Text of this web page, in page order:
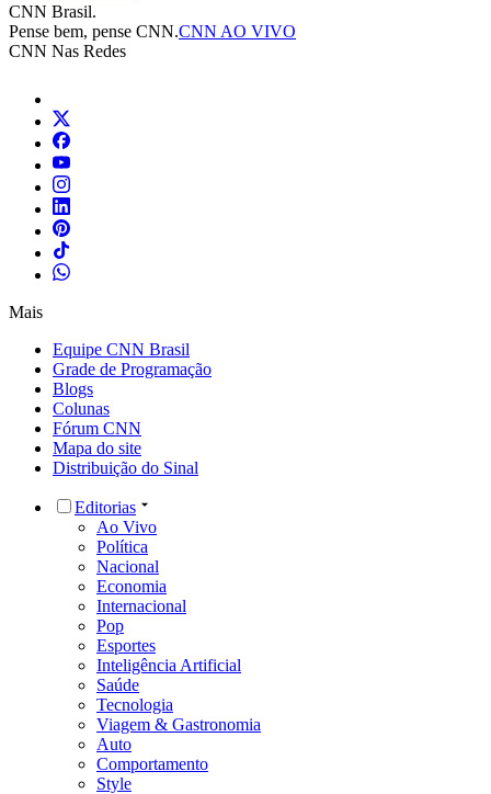
CNN Brasil.
Pense bem, pense CNN.CNN AO VIVO
CNN Nas Redes
Mais
Equipe CNN Brasil
Grade de Programação
Blogs
Colunas
Fórum CNN
Mapa do site
Distribuição do Sinal
Editorias
Ao Vivo
Política
Nacional
Economia
Internacional
Pop
Esportes
Inteligência Artificial
Saúde
Tecnologia
Viagem & Gastronomia
Auto
Comportamento
Style